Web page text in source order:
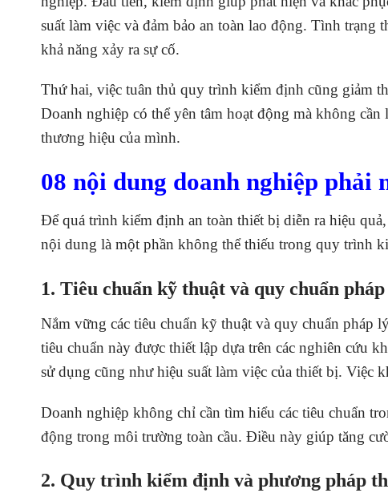
suất làm việc và đảm bảo an toàn lao động. Tình trạng
khả năng xảy ra sự cố.
Thứ hai, việc tuân thủ quy trình kiểm định cũng giảm
Doanh nghiệp có thể yên tâm hoạt động mà không
thương hiệu của mình.
08 nội dung doanh nghiệp
Để quá trình kiểm định an toàn thiết bị diễn ra hiệu
nội dung là một phần không thể thiếu trong quy trình
1. Tiêu chuẩn kỹ thuật và quy chuẩn
Nắm vững các tiêu chuẩn kỹ thuật và quy chuẩn pháp
tiêu chuẩn này được thiết lập dựa trên các nghiên cứu
sử dụng cũng như hiệu suất làm việc của thiết bị. Việc
Doanh nghiệp không chỉ cần tìm hiểu các tiêu chuẩn
động trong môi trường toàn cầu. Điều này giúp tăng
2. Quy trình kiểm định và phương pháp